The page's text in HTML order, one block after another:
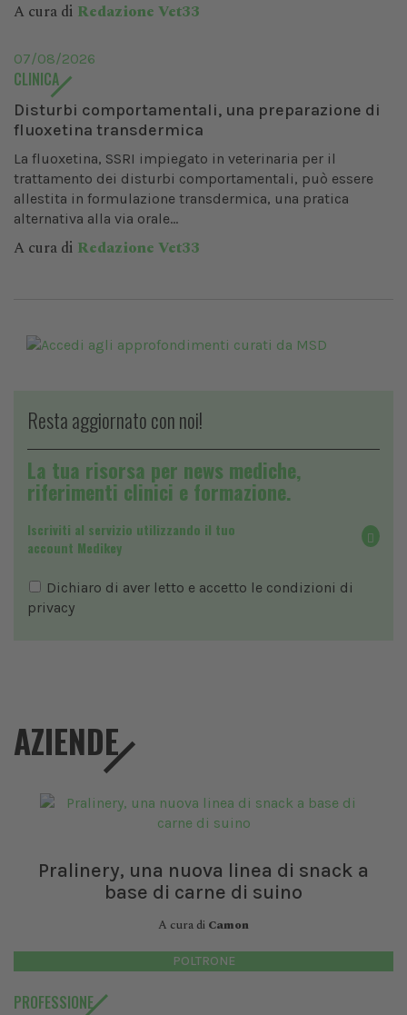
A cura di Redazione Vet33
07/08/2026
CLINICA
Disturbi comportamentali, una preparazione di
fluoxetina transdermica
La fluoxetina, SSRI impiegato in veterinaria per il
trattamento dei disturbi comportamentali, può essere
allestita in formulazione transdermica, una pratica
alternativa alla via orale...
A cura di Redazione Vet33
Resta aggiornato con noi!
La tua risorsa per news mediche,
riferimenti clinici e formazione.
Iscriviti al servizio utilizzando il tuo
account Medikey
Dichiaro di aver letto e accetto le condizioni di
privacy
AZIENDE
Pralinery, una nuova linea di snack a
base di carne di suino
A cura di Camon
POLTRONE
PROFESSIONE